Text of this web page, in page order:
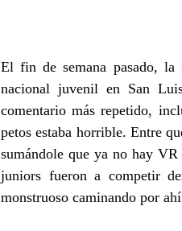
El fin de semana pasado, la
nacional juvenil en San
comentario más repetido,
petos estaba horrible. Entre
sumándole que ya no hay
juniors fueron a competir
monstruoso caminando por